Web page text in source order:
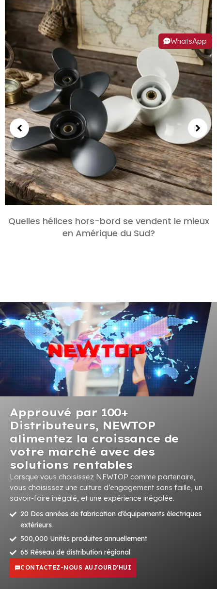
Quelles hélices hors-bord se vendent le mieux
en Amérique du Sud?
Approuvé par 100+
Distributeurs, NEWTOP
alimentez la croissance de
votre marché avec des
solutions rentables
Lorsque vous choisissez NEWTOP comme partenaire,
vous choisissez une culture d’engagement sans faille, un
savoir-faire inégalé, et une expérience inégalée.
20 Des années de fabrication d’équipements électriques
extérieurs
500,000 Unités produites annuellement
65 Réseau de distribution régional
CONTACTEZ-NOUS AUJOURD'HUI
WhatsApp